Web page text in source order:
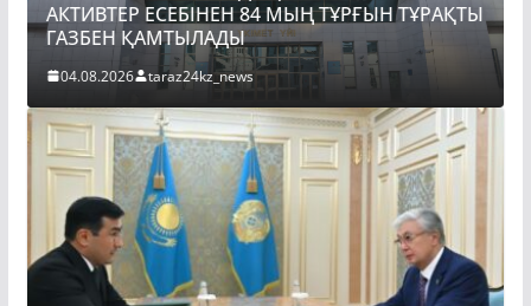
АКТИВТЕР ЕСЕБІНЕН 84 МЫҢ ТҰРҒЫН ТҰРАҚТЫ
ГАЗБЕН ҚАМТЫЛАДЫ
04.08.2026 taraz24kz_news